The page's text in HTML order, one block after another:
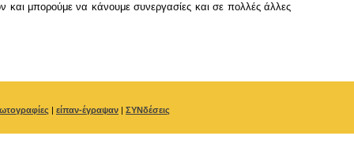
και μπορούμε να κάνουμε συνεργασίες και σε πολλές άλλες
| είπαν-έγραψαν | ΣΥΝδέσεις